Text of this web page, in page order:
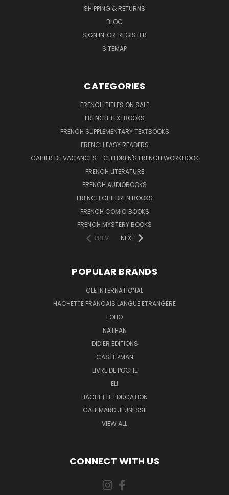
SHIPPING & RETURNS
BLOG
SIGN IN OR REGISTER
SITEMAP
CATEGORIES
FRENCH TITLES ON SALE
FRENCH TEXTBOOKS
FRENCH SUPPLEMENTARY TEXTBOOKS
FRENCH EASY READERS
CAHIER DE VACANCES - CHILDREN'S FRENCH WORKBOOK
FRENCH LITERATURE
FRENCH AUDIOBOOKS
FRENCH CHILDREN BOOKS
FRENCH COMIC BOOKS
FRENCH MYSTERY BOOKS
PREV
NEXT
POPULAR BRANDS
CLE INTERNATIONAL
HACHETTE FRANCAIS LANGUE ETRANGERE
FOLIO
NATHAN
DIDIER EDITIONS
CASTERMAN
LIVRE DE POCHE
ELI
HACHETTE EDUCATION
GALLIMARD JEUNESSE
VIEW ALL
CONNECT WITH US